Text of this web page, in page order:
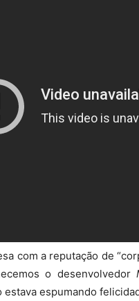
com a reputação de
o desenvolvedor
espumando